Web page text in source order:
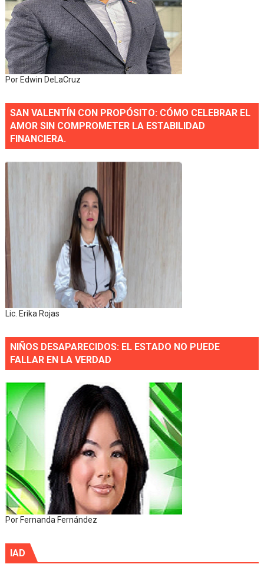
Por Edwin DeLaCruz
SAN VALENTÍN CON PROPÓSITO: CÓMO CELEBRAR EL
AMOR SIN COMPROMETER LA ESTABILIDAD
FINANCIERA.
Lic. Erika Rojas
NIÑOS DESAPARECIDOS: EL ESTADO NO PUEDE
FALLAR EN LA VERDAD
Por Fernanda Fernández
IAD